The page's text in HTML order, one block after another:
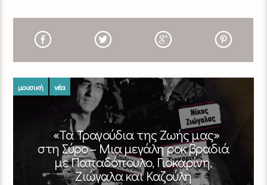
μουσική νέα
«Τα Τραγούδια της Ζωής μας»
στη Σύρο – Μια μεγάλη ροκ βραδιά
με Παπαδόπουλο, Γιοκαρίνη,
Ζιώγαλα και Καζούλη